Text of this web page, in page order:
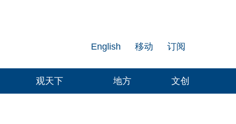
订阅
移动
English
观天下 地方 文创